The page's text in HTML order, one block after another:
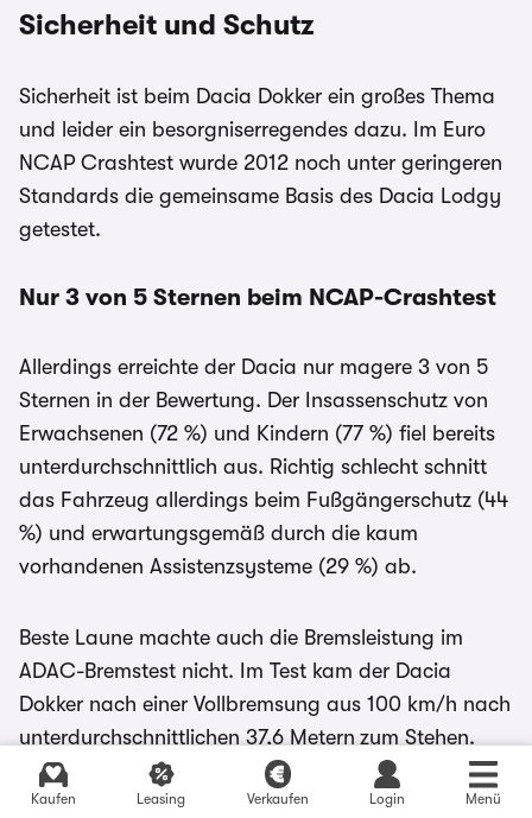
Kaufen Leasing Verkaufen Login Menü
Sicherheit und Schutz
Sicherheit ist beim Dacia Dokker ein großes Thema
und leider ein besorgniserregendes dazu. Im Euro
NCAP Crashtest wurde 2012 noch unter geringeren
Standards die gemeinsame Basis des Dacia Lodgy
getestet.
Nur 3 von 5 Sternen beim NCAP-Crashtest
Allerdings erreichte der Dacia nur magere 3 von 5
Sternen in der Bewertung. Der Insassenschutz von
Erwachsenen (72 %) und Kindern (77 %) fiel bereits
unterdurchschnittlich aus. Richtig schlecht schnitt
das Fahrzeug allerdings beim Fußgängerschutz (44
%) und erwartungsgemäß durch die kaum
vorhandenen Assistenzsysteme (29 %) ab.
Beste Laune machte auch die Bremsleistung im
ADAC-Bremstest nicht. Im Test kam der Dacia
Dokker nach einer Vollbremsung aus 100 km/h nach
unterdurchschnittlichen 37,6 Metern zum Stehen.
Aus unserer Sicht kein Ruhmesblatt.